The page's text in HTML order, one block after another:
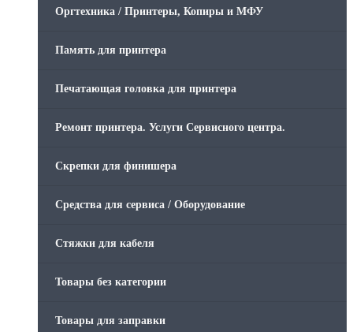
Оргтехника / Принтеры, Копиры и МФУ
Память для принтера
Печатающая головка для принтера
Ремонт принтера. Услуги Сервисного центра.
Скрепки для финишера
Средства для сервиса / Оборудование
Стяжки для кабеля
Товары без категории
Товары для заправки